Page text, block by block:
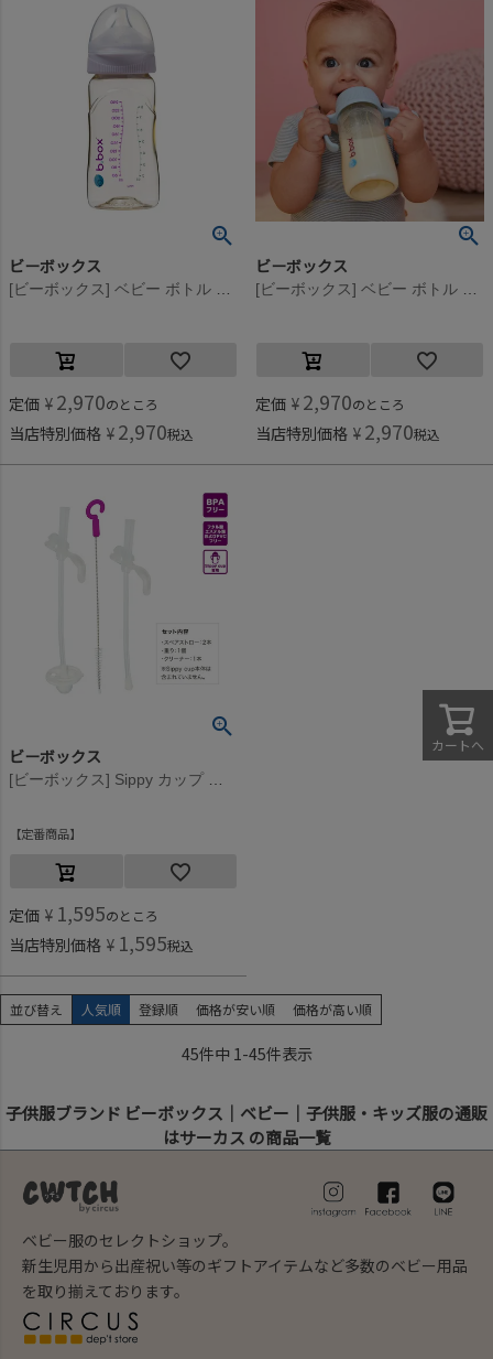
ビーボックス
[ビーボックス] ベビー ボトル 240ml ピオニー
定価 ¥ 2,970のところ
当店特別価格 ¥ 2,970税込
ビーボックス
[ビーボックス] ベビー ボトル 240ml ララバイブルー
定価 ¥ 2,970のところ
当店特別価格 ¥ 2,970税込
ビーボックス
[ビーボックス] Sippy カップ 専用スペアストロー＆クリーナーセット マルチカラー
定番商品
定価 ¥ 1,595のところ
当店特別価格 ¥ 1,595税込
並び替え 人気順 登録順 価格が安い順 価格が高い順
45件中 1-45件表示
子供服ブランド ビーボックス｜ベビー｜子供服・キッズ服の通販
はサーカス の商品一覧
カートへ
ベビー服のセレクトショップ。
新生児用から出産祝い等のギフトアイテムなど多数のベビー用品
を取り揃えております。